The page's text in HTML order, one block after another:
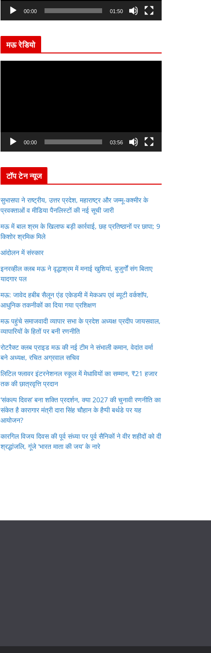
a
r
00:00 01:50
मऊ रेडियो
a
r
00:00 03:56
टॉप टेन न्यूज
सुभासपा ने राष्ट्रीय, उत्तर प्रदेश, महाराष्ट्र और जम्मू-कश्मीर के
प्रवक्ताओं व मीडिया पैनलिस्टों की नई सूची जारी
मऊ में बाल श्रम के खिलाफ बड़ी कार्रवाई, छह प्रतिष्ठानों पर छापा; 9
किशोर श्रमिक मिले
आंदोलन में संस्कार
इनरव्हील क्लब मऊ ने वृद्धाश्रम में मनाई खुशियां, बुजुर्गों संग बिताए
यादगार पल
मऊ: जावेद हबीब सैलून एंड एकेडमी में मेकअप एवं ब्यूटी वर्कशॉप,
आधुनिक तकनीकों का दिया गया प्रशिक्षण
मऊ पहुंचे समाजवादी व्यापार सभा के प्रदेश अध्यक्ष प्रदीप जायसवाल,
व्यापारियों के हितों पर बनी रणनीति
रोटरैक्ट क्लब प्राइड मऊ की नई टीम ने संभाली कमान, वेदांत वर्मा
बने अध्यक्ष, रचित अग्रवाल सचिव
लिटिल फ्लावर इंटरनेशनल स्कूल में मेधावियों का सम्मान, ₹21 हजार
तक की छात्रवृत्ति प्रदान
‘संकल्प दिवस’ बना शक्ति प्रदर्शन, क्या 2027 की चुनावी रणनीति का
संकेत है कारागार मंत्री दारा सिंह चौहान के हैप्पी बर्थडे पर यह
आयोजन?
कारगिल विजय दिवस की पूर्व संध्या पर पूर्व सैनिकों ने वीर शहीदों को दी
श्रद्धांजलि, गूंजे ‘भारत माता की जय’ के नारे